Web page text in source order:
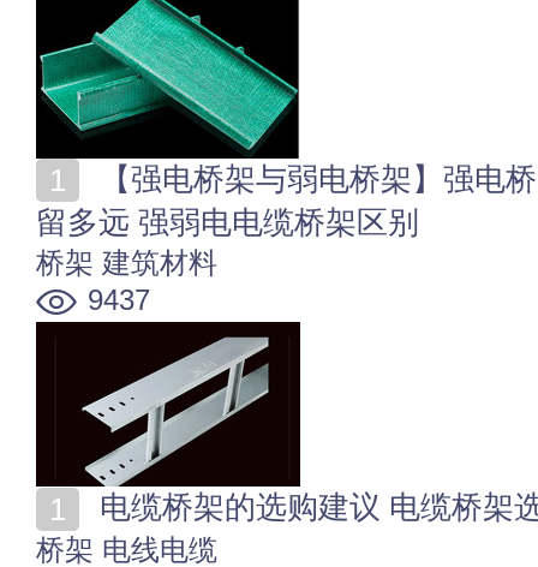
留多远 强弱电电缆桥架区别
桥架 建筑材料
9437
电缆桥架的选购建议 电缆桥架
桥架 电线电缆